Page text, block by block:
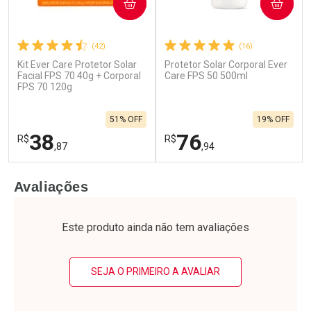
(42)
Kit Ever Care Protetor Solar
Facial FPS 70 40g + Corporal
FPS 70 120g
R$38,87
51% OFF
COMPRAR
Laboratório
Por Menos
(16)
Protetor Solar Corporal Ever
Care FPS 50 500ml
R$76,94
19% OFF
COMPRAR
Laboratório
Por Menos
Avaliações
Este produto ainda não tem avaliações
SEJA O PRIMEIRO A AVALIAR